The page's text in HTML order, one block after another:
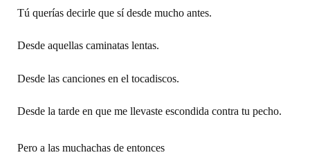
Tú querías decirle que sí desde mucho antes.
Desde aquellas caminatas lentas.
Desde las canciones en el tocadiscos.
Desde la tarde en que me llevaste escondida contra tu pecho.
Pero a las muchachas de entonces